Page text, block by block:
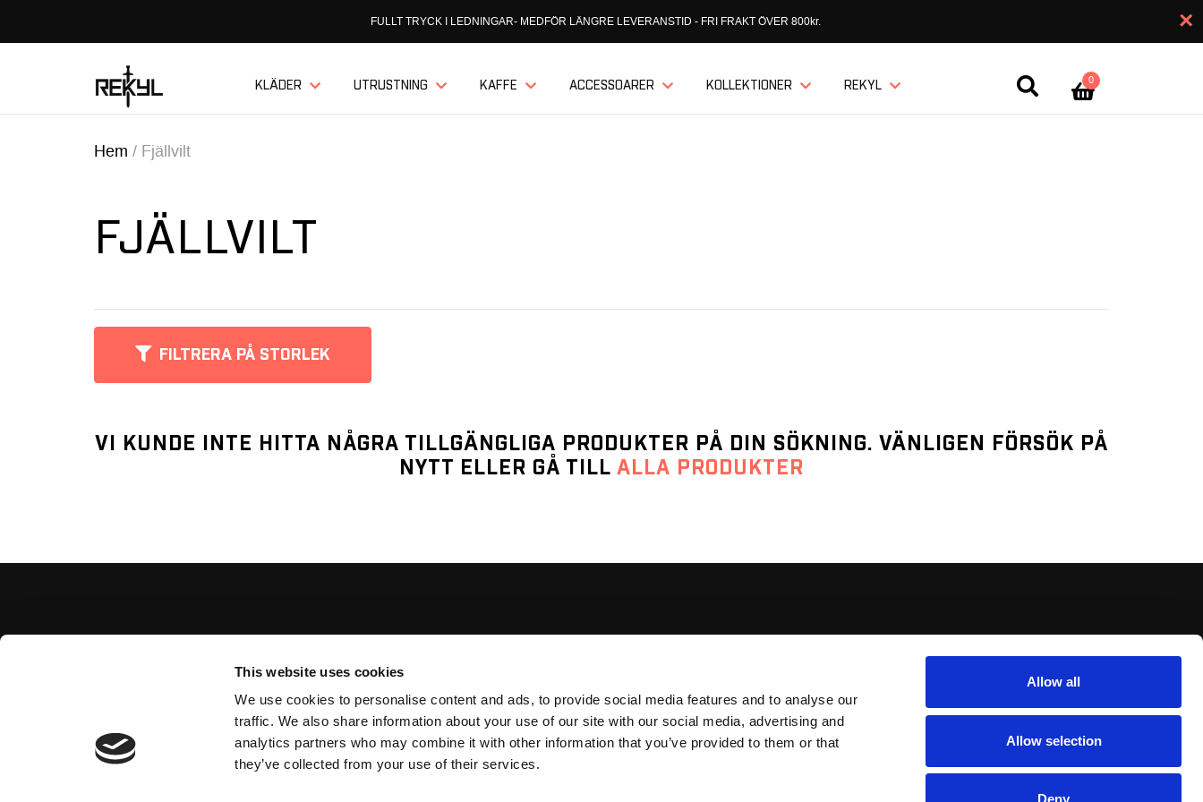
This website uses cookies
We use cookies to personalise content and ads, to provide social media features and to analyse our
traffic. We also share information about your use of our site with our social media, advertising and
analytics partners who may combine it with other information that you’ve provided to them or that
they’ve collected from your use of their services.
Allow all
Allow selection
Deny
FULLT TRYCK I LEDNINGAR- MEDFÖR LÄNGRE LEVERANSTID - FRI FRAKT ÖVER 800kr. ×
KLÄDER UTRUSTNING KAFFE ACCESSOARER KOLLEKTIONER REKYL 0
Hem / Fjällvilt
FJÄLLVILT
FILTRERA PÅ STORLEK
VI KUNDE INTE HITTA NÅGRA TILLGÄNGLIGA PRODUKTER PÅ DIN SÖKNING. VÄNLIGEN FÖRSÖK PÅ
NYTT ELLER GÅ TILL ALLA PRODUKTER
® 2015-2026
Org Nr: 559059-3074
Hejargränd 2b
721 33 VÄSTERÅS